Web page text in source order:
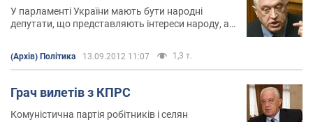
У парламенті України мають бути народні
депутати, що представляють інтереси народу, а
(Архів) Політика 13.09.2012 11:07 1,3 т.
Грач вилетів з КПРС
Комуністична партія робітників і селян